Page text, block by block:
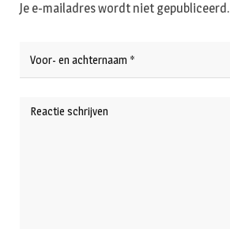
Je e-mailadres wordt niet gepubliceerd.